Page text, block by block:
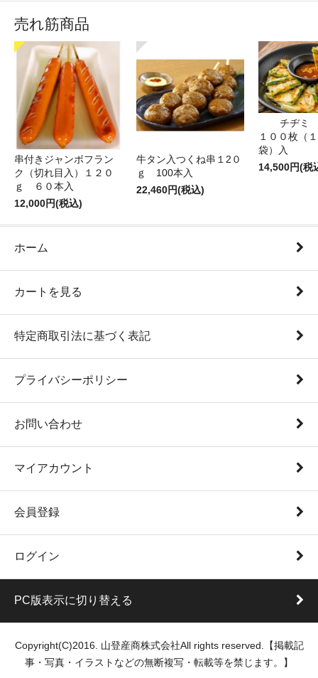
売れ筋商品
串付きジャンボフラン
ク（切れ目入）１２０
ｇ ６０本入
12,000円(税込)
牛タン入つくね串１2０
ｇ 100本入
22,460円(税込)
チヂミ
１００枚（
袋）入
14,500円(税
ホーム
カートを見る
特定商取引法に基づく表記
プライバシーポリシー
お問い合わせ
マイアカウント
会員登録
ログイン
PC版表示に切り替える
Copyright(C)2016. 山登産商株式会社All rights reserved.【掲載記
事・写真・イラストなどの無断複写・転載等を禁じます。】